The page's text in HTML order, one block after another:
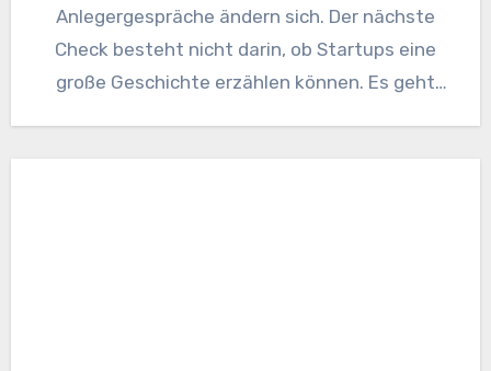
Anlegergespräche ändern sich. Der nächste
Check besteht nicht darin, ob Startups eine
große Geschichte erzählen können. Es geht